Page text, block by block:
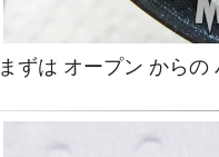
まずは オープン からの